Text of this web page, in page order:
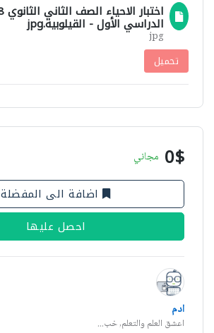
الدراسي الأول - القيلوبية.jpg
jpg
تحميل
0$ مجاني
اضافة الى المفضلة
احصل عليها
ادم
اعشق العلم والتعلم, خب...